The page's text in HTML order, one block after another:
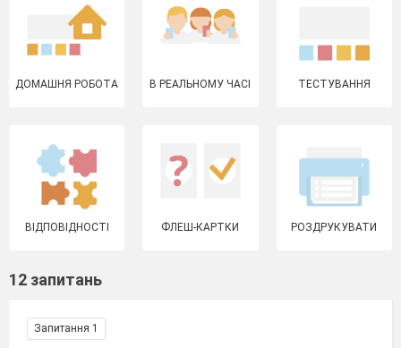
ДОМАШНЯ РОБОТА В РЕАЛЬНОМУ ЧАСІ ТЕСТУВАННЯ
ВІДПОВІДНОСТІ ФЛЕШ-КАРТКИ РОЗДРУКУВАТИ
12 запитань
Запитання 1